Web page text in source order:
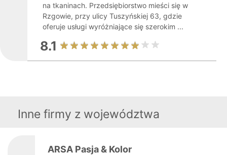
na tkaninach. Przedsiębiorstwo mieści się w
Rzgowie, przy ulicy Tuszyńskiej 63, gdzie
oferuje usługi wyróżniające się szerokim ...
8.1
Inne firmy z województwa
ARSA Pasja & Kolor